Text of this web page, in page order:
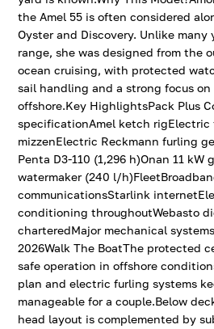
the Amel 55 is often considered
Oyster and Discovery. Unlike
range, she was designed from the
ocean cruising, with protected
sail handling and a strong focus
offshore.Key HighlightsPack Plus
specificationAmel ketch rigElectric
mizzenElectric Reckmann furling
Penta D3-110 (1,296 h)Onan 11 kW
watermaker (240 l/
communicationsStarlink
conditioning throughoutWebasto
charteredMajor mechanical
2026Walk The BoatThe protected
safe operation in offshore
plan and electric furling systems
manageable for a couple.Below
head layout is complemented by